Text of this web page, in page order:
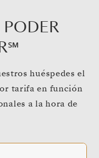
PODER
huéspedes el
tarifa en función
a la hora de